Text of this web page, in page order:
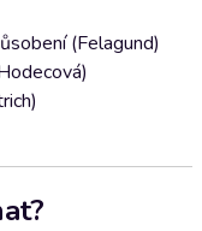
(Felagund)